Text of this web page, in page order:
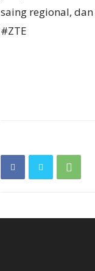
saing regional,
#ZTE